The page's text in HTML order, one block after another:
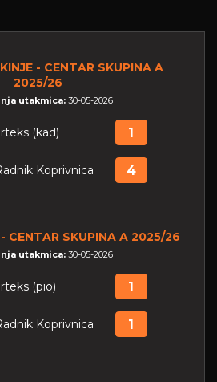
- CENTAR SKUPINA A
2025/26
utakmica: 30-05-2026
(kad) 1
Koprivnica 4
CENTAR SKUPINA A 2025/26
utakmica: 30-05-2026
(pio) 1
Koprivnica 1